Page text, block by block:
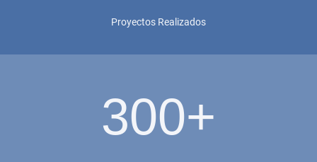
Proyectos Realizados
300+